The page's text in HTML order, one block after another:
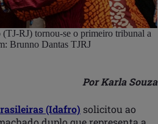
RJ) tornou-se o primeiro tribunal a
Brunno Dantas TJRJ
Por Karla Souza
(Idafro) solicitou ao